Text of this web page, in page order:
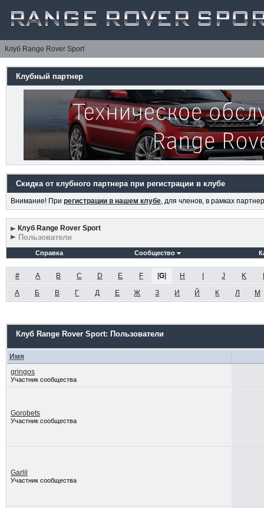
Клуб Range Rover Sport
Клубный партнер
Скидка от клубного партнера при регистрации в клубе
Внимание! При регистрации в нашем клубе, для членов, в рамках
Клуб Range Rover Sport
Пользователи
Справка Сообщество
# A B C D E F [G] H J K
А Б В Г Д Е Ж З И Й К Л М
Клуб Range Rover Sport: Пользователи
Имя
gringos
Участник сообщества
Gorobets
Участник сообщества
Garlil
Участник сообщества